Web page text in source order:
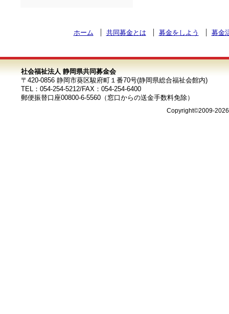
ホーム 共同募金とは 募金をしよう 募金
社会福祉法人 静岡県共同募金会
〒420-0856 静岡市葵区駿府町１番70号(静岡県総合福祉会館内)
TEL：054-254-5212/FAX：054-254-6400
郵便振替口座00800-6-5560（窓口からの送金手数料免除）
Copyright©2009-